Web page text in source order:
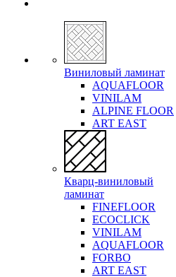
Виниловый ламинат
AQUAFLOOR
VINILAM
ALPINE FLOOR
ART EAST
Кварц-виниловый
ламинат
FINEFLOOR
ECOCLICK
VINILAM
AQUAFLOOR
FORBO
ART EAST